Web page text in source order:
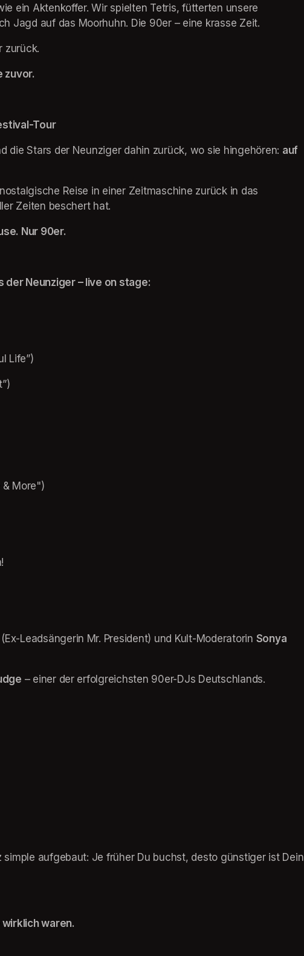
ein Aktenkoffer. Wir spielten Tetris, fütterten unsere
Jagd auf das Moorhuhn. Die 90er – eine krasse Zeit.
zurück.
zuvor.
Tour
die Stars der Neunziger dahin zurück, wo sie hingehören: auf
Reise in einer Zeitmaschine zurück in das
Zeiten beschert hat.
Nur 90er.
Neunziger – live on stage:
Life”)
& More")
Leadsängerin Mr. President) und Kult-Moderatorin Sonya
– einer der erfolgreichsten 90er-DJs Deutschlands.
simple aufgebaut: Je früher Du buchst, desto günstiger ist Dein
wirklich waren.